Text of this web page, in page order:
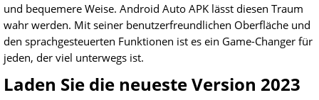
und bequemere Weise. Android Auto APK lässt diesen Traum
wahr werden. Mit seiner benutzerfreundlichen Oberfläche und
den sprachgesteuerten Funktionen ist es ein Game-Changer für
jeden, der viel unterwegs ist.
Laden Sie die neueste Version 2023